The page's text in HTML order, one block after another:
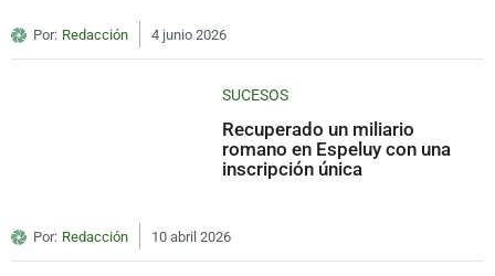
Por: Redacción 4 junio 2026
SUCESOS
Recuperado un miliario
romano en Espeluy con una
inscripción única
Por: Redacción 10 abril 2026